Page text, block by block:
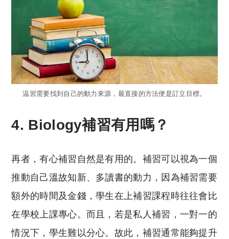
温習需要找到自己的動力來源，最直接的方法便是訂立目標。
4. Biology補習有用嗎？
再者，有心補習自然是有用的。補習可以視為一個
推動自己溫故知新、多讀書的動力，因為補習需要
額外的時間及金錢，學生在上補習課程時往往會比
在學校上課專心。而且，若是私人補習，一對一的
情況下，學生難以分心。故此，補習通常能夠提升